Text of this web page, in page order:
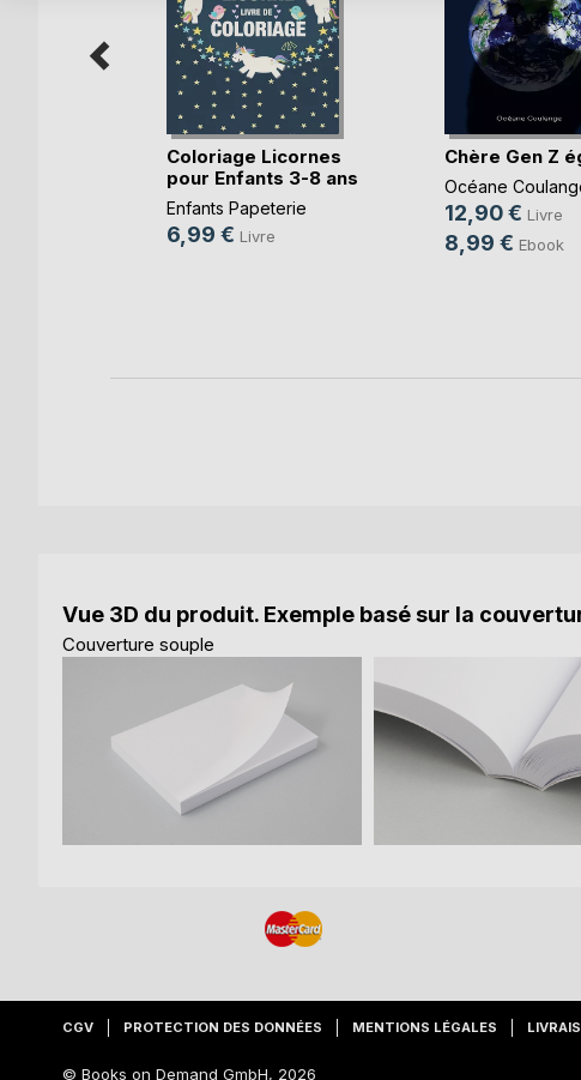
Coloriage Licornes
pour Enfants 3-8 ans
Enfants Papeterie
6,99 € Livre
Chère Gen Z
Océane
12,90 € Livre
8,99 € Ebook
Vue 3D du produit. Exemple basé sur la
Couverture souple
CGV PROTECTION DES DONNÉES MENTIONS LÉGALES
© Books on Demand GmbH, 2026